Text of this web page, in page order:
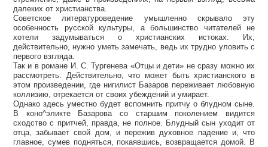
далеких от христианства.
Советское литературоведение умышленно скрывало эту
особенность русской культуры, а большинство читателей не
хотели задумываться о христианских истоках. Их,
действительно, нужно уметь замечать, ведь их трудно уловить с
первого взгляда.
Так и в романе И. С. Тургенева «Отцы и дети» не сразу можно их
рассмотреть. Действительно, что может быть христианского в
этом произведении, где нигилист Базаров переживает любовную
коллизию, отрекается от своих убеждений и умирает.
Однако здесь уместно будет вспомнить притчу о блудном сыне.
В коно^эликте Базарова со старшим поколением видится
сходство с притчей, правда, не полное. Блудный сын уходит от
отца, забывает свой дом, и пережив духовное падение и, что
главное, сумев подняться, покаявшись, возвращается домой. В